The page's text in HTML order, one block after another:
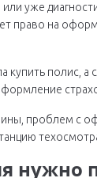
уже
право на
полис, а
проблем с
нужно